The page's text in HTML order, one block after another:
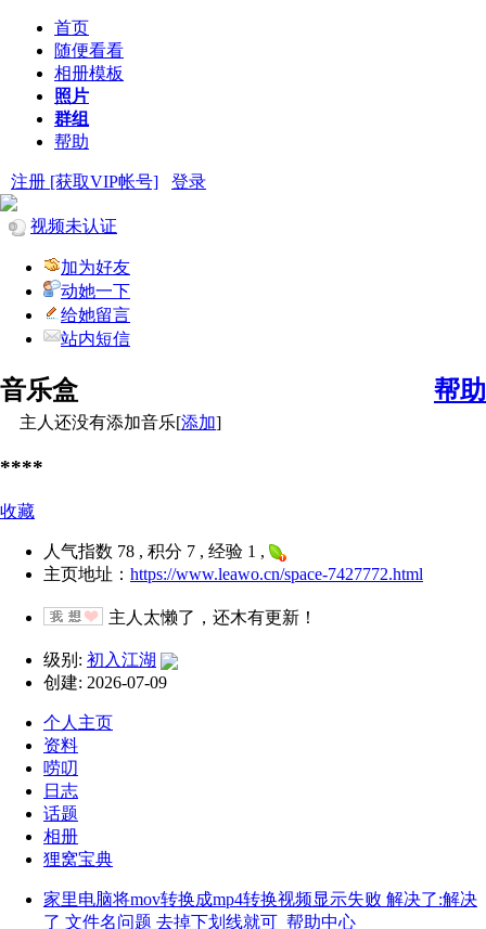
首页
随便看看
相册模板
照片
群组
帮助
注册 [获取VIP帐号] 登录
视频未认证
加为好友
动她一下
给她留言
站内短信
帮助
音乐盒
主人还没有添加音乐[添加]
****
收藏
人气指数 78 , 积分 7 , 经验 1 ,
主页地址： https://www.leawo.cn/space-7427772.html
主人太懒了，还木有更新！
级别: 初入江湖
创建: 2026-07-09
个人主页
资料
唠叨
日志
话题
相册
狸窝宝典
家里电脑将mov转换成mp4转换视频显示失败 解决了:解决
了 文件名问题 去掉下划线就可 帮助中心